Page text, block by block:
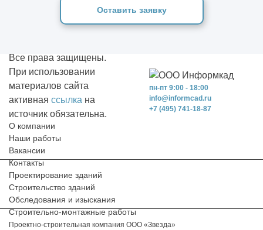
Оставить заявку
пн-пт 9:00 - 18:00
+7 (495) 741-18-87
info@informcad.ru
О компании
Наши работы
Вакансии
Контакты
Проектирование зданий
Строительство зданий
Обследования и изыскания
Строительно-монтажные работы
Проектно-строительная компания ООО «Звезда»
Все права защищены.
При использовании
материалов сайта
активная ссылка на
источник обязательна.